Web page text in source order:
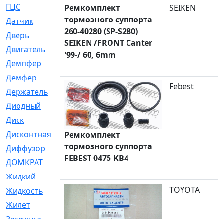
ГЦС
[74]
Датчик
[969]
Дверь
[249]
Двигатель
[64]
Демпфер
Демфер
[1]
Держатель
[5]
Диодный
[3]
Диск
[418]
Дисконтная
[1]
Диффузор
[1]
ДОМКРАТ
[1]
Жидкий
[5]
Жидкость
[80]
Жилет
[1]
Ремкомплект
тормозного суппорта
260-40280 (SP-S280)
SEIKEN /FRONT Canter
'99-/ 60, 6mm
SEIKEN
Ремкомплект
тормозного суппорта
FEBEST 0475-KB4
Febest
TOYOTA